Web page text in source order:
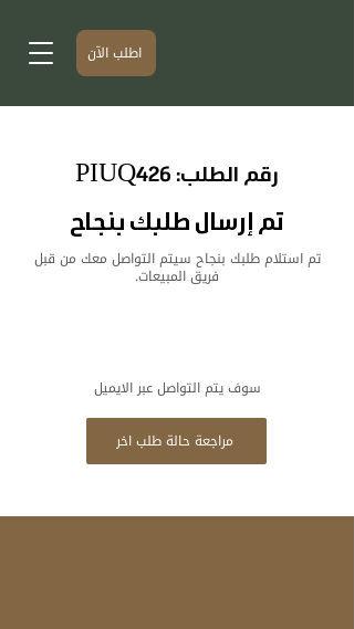
اطلب الآن
رقم الطلب: PIUQ426
تم إرسال طلبك بنجاح
تم استلام طلبك بنجاح سيتم التواصل معك من قبل
فريق المبيعات.
سوف يتم التواصل عبر الايميل
مراجعة حالة طلب اخر